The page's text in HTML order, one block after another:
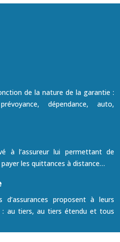
de la nature de la garantie :
dépendance, auto,
à l’assureur lui permettant de
les quittances à distance…
proposent à leurs
au tiers, au tiers étendu et tous